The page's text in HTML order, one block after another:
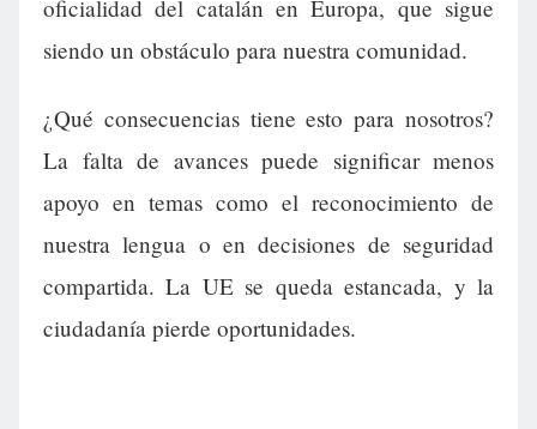
oficialidad del catalán en Europa, que sigue
siendo un obstáculo para nuestra comunidad.
¿Qué consecuencias tiene esto para nosotros?
La falta de avances puede significar menos
apoyo en temas como el reconocimiento de
nuestra lengua o en decisiones de seguridad
compartida. La UE se queda estancada, y la
ciudadanía pierde oportunidades.